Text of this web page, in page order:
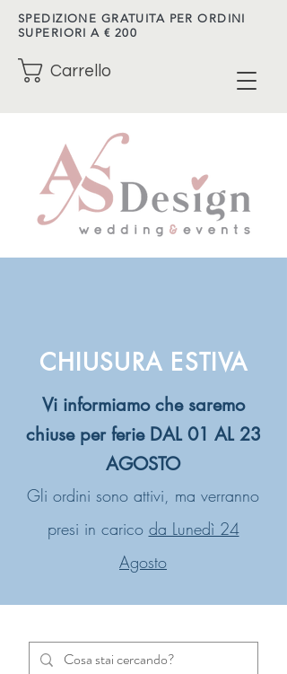
SPEDIZIONE GRATUITA PER ORDINI
SUPERIORI A € 200
Carrello
CHIUSURA ESTIVA
Vi informiamo che saremo
chiuse per ferie DAL 01 AL 23
AGOSTO
Gli ordini sono attivi, ma verranno
presi in carico da Lunedì 24
Agosto